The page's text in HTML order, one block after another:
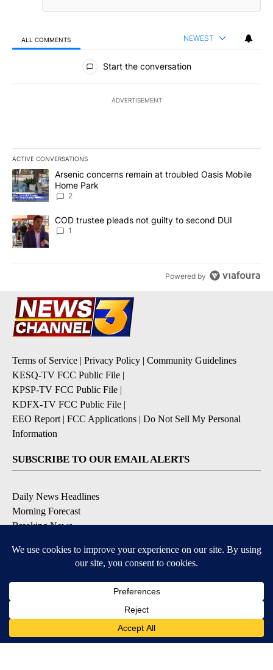
ALL COMMENTS NEWEST
All Comments
Start the conversation
ADVERTISEMENT
ACTIVE CONVERSATIONS
The following is a list of the most commented articles in the last
A trending article titled "Arsenic concerns remain at troubled
Arsenic concerns remain at troubled Oasis Mobile
Home Park
2
A trending article titled "COD trustee pleads not guilty to second
COD trustee pleads not guilty to second DUI
1
Powered by
Terms of Service | Privacy Policy | Community Guidelines
KESQ-TV FCC Public File |
KPSP-TV FCC Public File |
KDFX-TV FCC Public File |
EEO Report | FCC Applications | Do Not Sell My Personal
Information
SUBSCRIBE TO OUR EMAIL ALERTS
Daily News Headlines
Morning Forecast
Breaking News
Contests & Promotions
Coronavirus Updates
DOWNLOAD OUR APPS
Available for iOS and Android